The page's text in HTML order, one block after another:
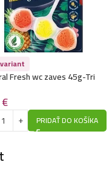
Fresh wc zaves 45g-Tri
€
PRIDAŤ DO KOŠÍKA